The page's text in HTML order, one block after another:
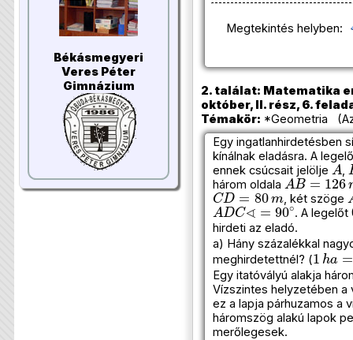
Békásmegyeri
Veres Péter
Gimnázium
Megtekintés helyben:
2. találat: Matematika
október, II. rész, 6.
Témakör: *Geometria
Egy ingatlanhirdetésben
kínálnak eladásra. A
ennek csúcsait jelölje
A
három oldala
AB=126m
CD=80m
, két szöge
ADC∢=90∘
. A legelőt
hirdeti az eladó.
a) Hány százalékkal
meghirdetettnél? (
1ha=
Egy itatóvályú alakja
Vízszintes helyzetében a
ez a lapja párhuzamos a
háromszög alakú lapok
merőlegesek.